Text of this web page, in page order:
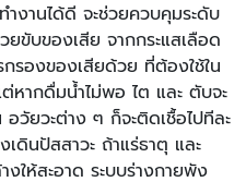
ำงานได้ดี จะช่วยควบคุมระดับ
ยขับของเสีย จากกระแสเลือด
รองของเสียด้วย ที่ต้องใช้ใน
หากดื่มน้ำไม่พอ ไต และ ตับจะ
วัยวะต่าง ๆ ก็จะติดเชื้อไปทีละ
เดินปัสสาวะ ถ้าแร่ธาตุ และ
งให้สะอาด ระบบร่างกายพัง